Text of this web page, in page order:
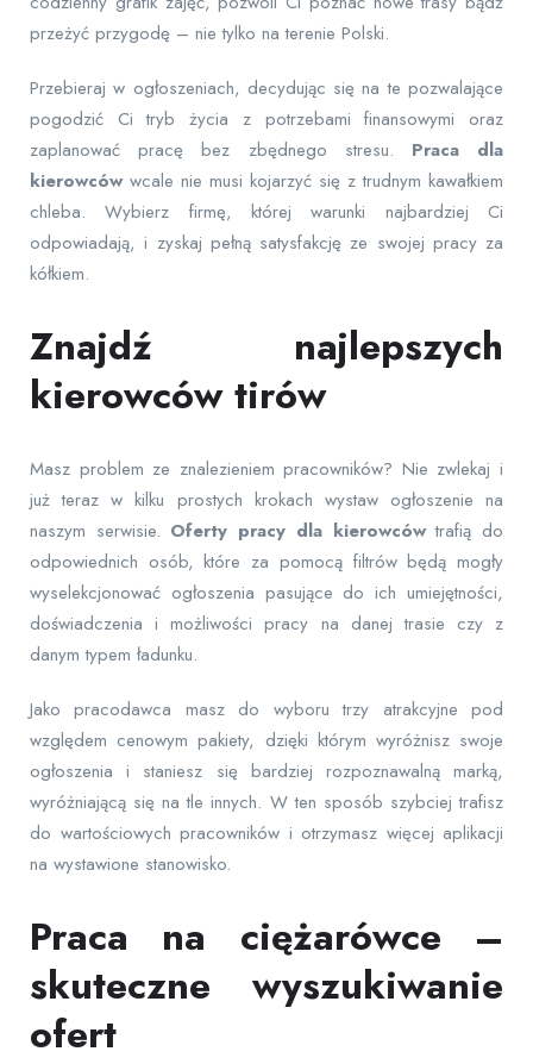
przeżyć przygodę – nie tylko na terenie Polski.
Przebieraj w ogłoszeniach, decydując się na te pozwalające
pogodzić Ci tryb życia z potrzebami finansowymi oraz
zaplanować pracę bez zbędnego stresu. Praca dla
kierowcówwcale nie musi kojarzyć się z trudnym kawałkiem
chleba. Wybierz firmę, której warunki najbardziej Ci
odpowiadają, i zyskaj pełną satysfakcję ze swojej pracy za
kółkiem.
Znajdź najlepszych
kierowców tirów
Masz problem ze znalezieniem pracowników? Nie zwlekaj i
już teraz w kilku prostych krokach wystaw ogłoszenie na
naszym serwisie. Oferty pracy dla kierowcówtrafią do
odpowiednich osób, które za pomocą filtrów będą mogły
wyselekcjonować ogłoszenia pasujące do ich umiejętności,
doświadczenia i możliwości pracy na danej trasie czy z
danym typem ładunku.
Jako pracodawca masz do wyboru trzy atrakcyjne pod
względem cenowym pakiety, dzięki którym wyróżnisz swoje
ogłoszenia i staniesz się bardziej rozpoznawalną marką,
wyróżniającą się na tle innych. W ten sposób szybciej trafisz
do wartościowych pracowników i otrzymasz więcej aplikacji
na wystawione stanowisko.
Praca na ciężarówce –
skuteczne wyszukiwanie
ofert